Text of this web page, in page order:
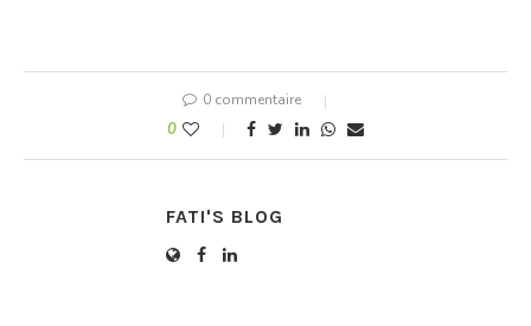
0 commentaire
0
FATI'S BLOG